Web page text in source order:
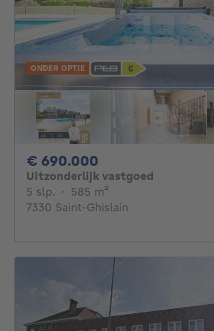
ONDER OPTIE
€ 690.000
Uitzonderlijk vastgoed
5 slp. 5 slaapkamers
· 585 m²
7330 Saint-Ghislain